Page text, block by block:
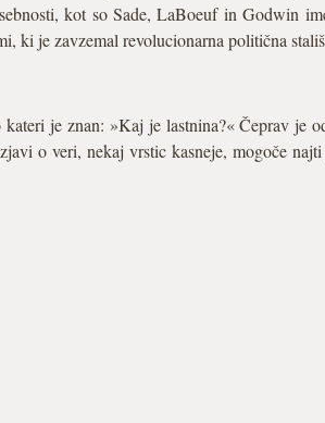
kot so Sade, LaBoeuf in Godwin
ki je zavzemal revolucionarna politična
je znan: »Kaj je lastnina?« Čeprav je
o veri, nekaj vrstic kasneje, mogoče